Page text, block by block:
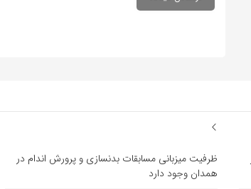
ظرفیت میزبانی مسابقات بدنسازی و پرورش اندام در
همدان وجود دارد